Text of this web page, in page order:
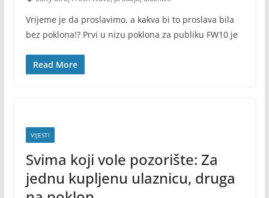
Vrijeme je da proslavimo, a kakva bi to proslava bila
bez poklona!? Prvi u nizu poklona za publiku FW10 je
Read More
VIJESTI
Svima koji vole pozorište: Za
jednu kupljenu ulaznicu, druga